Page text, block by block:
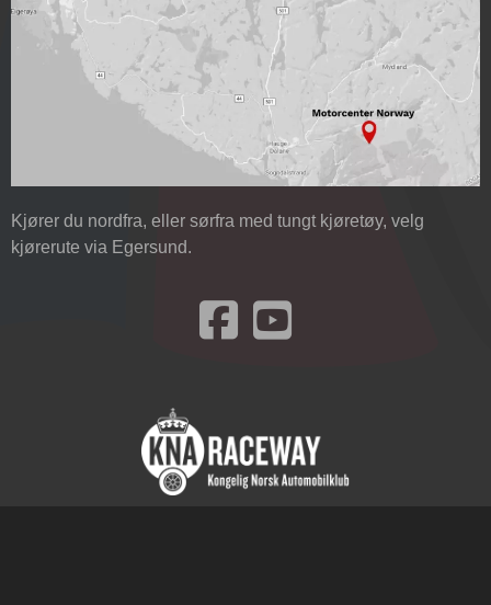
Kjører du nordfra, eller sørfra med tungt kjøretøy, velg
kjørerute via Egersund.
Besøk oss på Facebook